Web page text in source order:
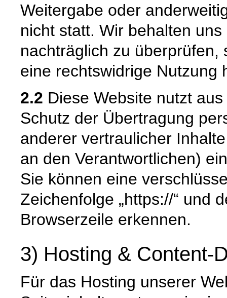
Weitergabe oder
nicht statt. Wir behalten
nachträglich zu überprüfen,
eine rechtswidrige Nutzung
2.2 Diese Website nutzt
Schutz der Übertragung
anderer vertraulicher
an den Verantwortlichen)
Sie können eine
Zeichenfolge „https://“ und
Browserzeile erkennen.
3) Hosting & Content-
Für das Hosting unserer